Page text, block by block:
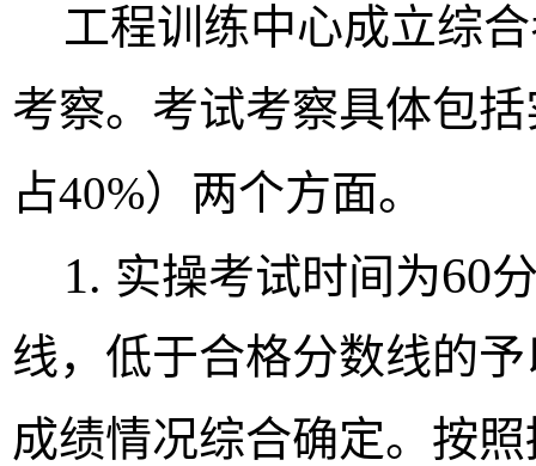
工程训练中心成立综
考察。 考试考察具体包
占40%） 两个方面。
1. 实操考试时间为60
线，低于合格分数线的
成绩情况综合确定。按